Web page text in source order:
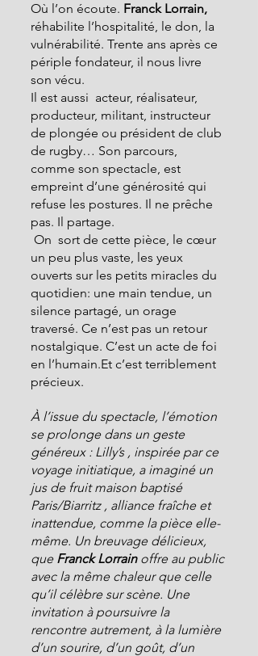
Où l’on écoute. Franck Lorrain,
réhabilite l’hospitalité, le don, la
vulnérabilité. Trente ans après ce
périple fondateur, il nous livre
son vécu.
Il est aussi  acteur, réalisateur,
producteur, militant, instructeur
de plongée ou président de club
de rugby… Son parcours,
comme son spectacle, est
empreint d’une générosité qui
refuse les postures. Il ne prêche
pas. Il partage.
un peu plus vaste, les yeux
ouverts sur les petits miracles du
quotidien: une main tendue, un
silence partagé, un orage
traversé. Ce n’est pas un retour
nostalgique. C’est un acte de foi
en l’humain.Et c’est terriblement
précieux.
À l’issue du spectacle, l’émotion
se prolonge dans un geste
généreux : Lilly’s , inspirée par ce
voyage initiatique, a imaginé un
jus de fruit maison baptisé
Paris/Biarritz , alliance fraîche et
inattendue, comme la pièce elle-
même. Un breuvage délicieux,
que Franck Lorrain offre au public
avec la même chaleur que celle
qu’il célèbre sur scène. Une
invitation à poursuivre la
rencontre autrement, à la lumière
d’un sourire, d’un goût, d’un